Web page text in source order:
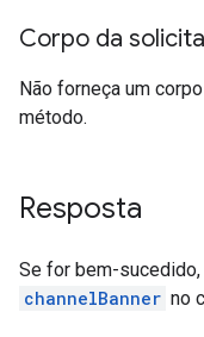
Corpo da
Não forneça um
método.
Resposta
Se for bem-
channelBanner no